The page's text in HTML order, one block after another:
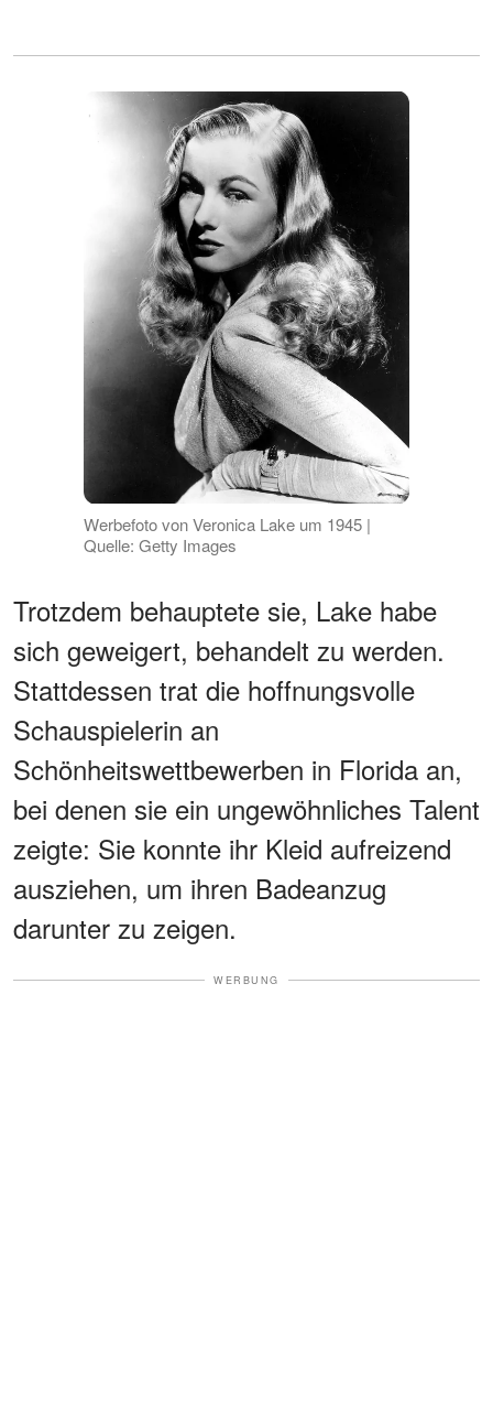
Werbefoto von Veronica Lake um 1945 |
Quelle: Getty Images
Trotzdem behauptete sie, Lake habe
sich geweigert, behandelt zu werden.
Stattdessen trat die hoffnungsvolle
Schauspielerin an
Schönheitswettbewerben in Florida an,
bei denen sie ein ungewöhnliches Talent
zeigte: Sie konnte ihr Kleid aufreizend
ausziehen, um ihren Badeanzug
darunter zu zeigen.
WERBUNG